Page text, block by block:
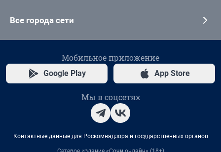
Все города сети
Мобильное приложение
Google Play App Store
Мы в соцсетях
Контактные данные для Роскомнадзора и государственных органов